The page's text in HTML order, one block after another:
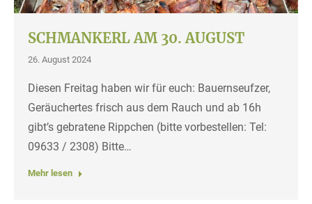
SCHMANKERL AM 30. AUGUST
26. August 2024
Diesen Freitag haben wir für euch: Bauernseufzer,
Geräuchertes frisch aus dem Rauch und ab 16h
gibt’s gebratene Rippchen (bitte vorbestellen: Tel:
09633 / 2308) Bitte…
Mehr lesen